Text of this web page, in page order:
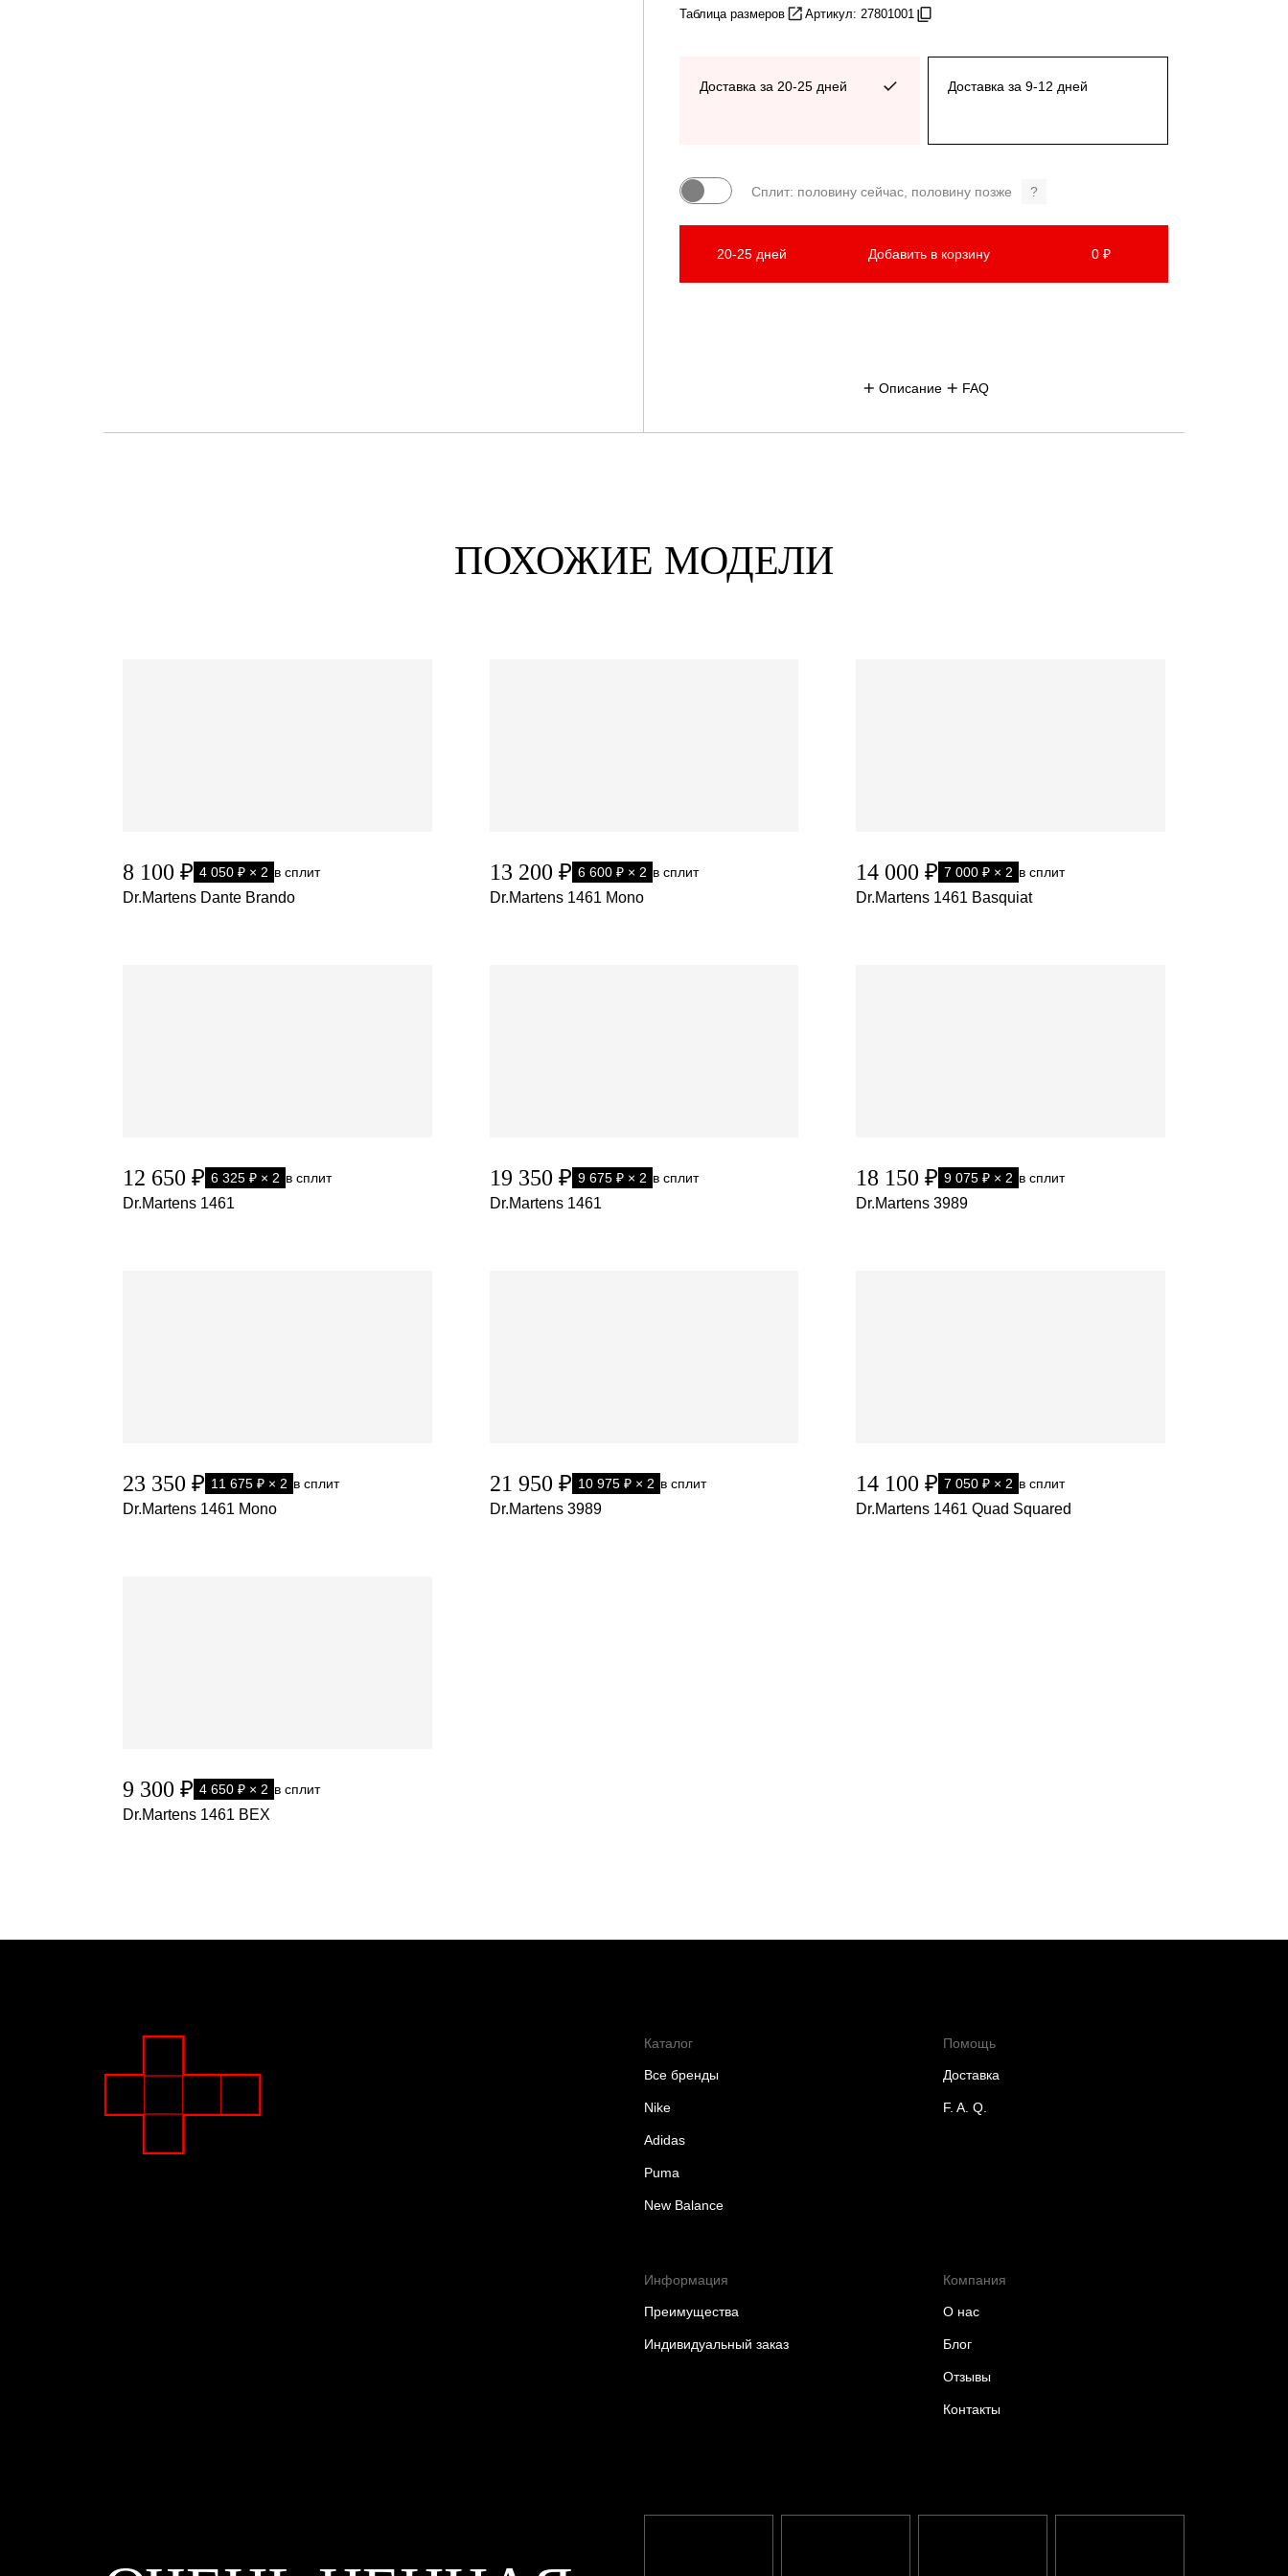
Таблица размеров Артикул: 27801001
Доставка за 20-25 дней Доставка за 9-12 дней
Сплит: половину сейчас, половину позже ?
20-25 дней Добавить в корзину 0 ₽
Описание FAQ
ПОХОЖИЕ МОДЕЛИ
8 100 ₽ 4 050 ₽ × 2 в сплит
Dr.Martens Dante Brando
13 200 ₽ 6 600 ₽ × 2 в сплит
Dr.Martens 1461 Mono
14 000 ₽ 7 000 ₽ × 2 в сплит
Dr.Martens 1461 Basquiat
12 650 ₽ 6 325 ₽ × 2 в сплит
Dr.Martens 1461
19 350 ₽ 9 675 ₽ × 2 в сплит
Dr.Martens 1461
18 150 ₽ 9 075 ₽ × 2 в сплит
Dr.Martens 3989
23 350 ₽ 11 675 ₽ × 2 в сплит
Dr.Martens 1461 Mono
21 950 ₽ 10 975 ₽ × 2 в сплит
Dr.Martens 3989
14 100 ₽ 7 050 ₽ × 2 в сплит
Dr.Martens 1461 Quad Squared
9 300 ₽ 4 650 ₽ × 2 в сплит
Dr.Martens 1461 BEX
Каталог
Все бренды
Nike
Adidas
Puma
New Balance
Помощь
Доставка
F. A. Q.
Информация
Преимущества
Индивидуальный заказ
Компания
О нас
Блог
Отзывы
Контакты